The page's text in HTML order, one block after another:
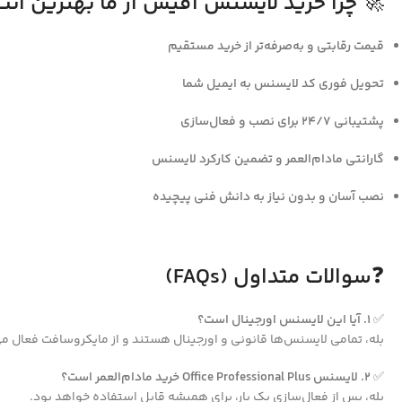
قیمت رقابتی و به‌صرفه‌تر از خرید مستقیم
تحویل فوری کد لایسنس به ایمیل شما
پشتیبانی ۲۴/۷ برای نصب و فعال‌سازی
گارانتی مادام‌العمر و تضمین کارکرد لایسنس
نصب آسان و بدون نیاز به دانش فنی پیچیده
❓سوالات متداول (FAQs)
✅۱. آیا این لایسنس اورجینال است؟
بله، تمامی لایسنس‌ها قانونی و اورجینال هستند و از مایکروسافت فعال
✅۲. لایسنس Office Professional Plus خرید مادام‌العمر است؟
بله، پس از فعال‌سازی یک بار، برای همیشه قابل استفاده خواهد بود.